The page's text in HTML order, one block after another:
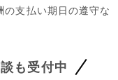
支払い期日の遵守な
も受付中